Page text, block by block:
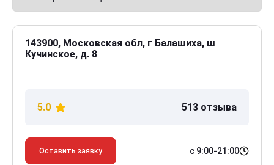
143900, Московская обл, г Балашиха, ш
Кучинское, д. 8
5.0 513 отзыва
Оставить заявку с 9:00-21:00